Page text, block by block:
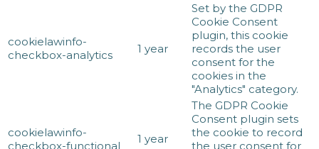
cookielawinfo-
checkbox-analytics
1 year
Set by the GDPR
Cookie Consent
plugin, this cookie
records the user
consent for the
cookies in the
"Analytics" category.
cookielawinfo-
checkbox-functional
1 year
The GDPR Cookie
Consent plugin sets
the cookie to record
the user consent for